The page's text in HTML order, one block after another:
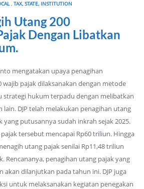
,TAX, STATE, INSTITUTION
Utang 200
Dengan Libatkan
mengatakan upaya penagihan
wajib pajak dilaksanakan dengan metode
strategi hukum terpadu dengan melibatkan
lain. DJP telah melakukan penagihan utang
yang putusannya sudah inkrah sejak 2025.
tersebut mencapai Rp60 triliun. Hingga
utang pajak senilai Rp11,48 triliun
Rencananya, penagihan utang pajak yang
akan dilanjutkan pada tahun ini. DJP juga
untuk melaksanakan kegiatan penegakan